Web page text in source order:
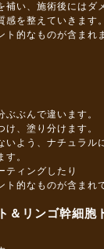
補い、施術後にはダ
を整えていきます。
的なものが含まれ
ぶんで違います。
、塗り分けます。
よう、ナチュラル
。
ティングしたり
的なものが含まれ
＆リンゴ幹細胞